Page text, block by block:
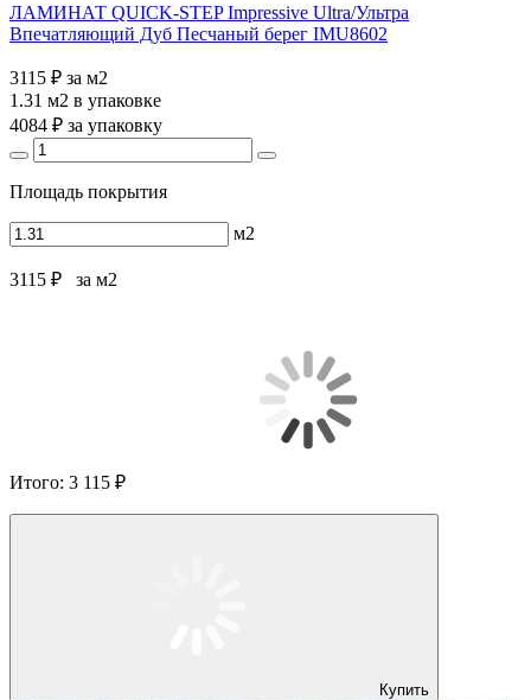
ЛАМИНАТ QUICK-STEP Impressive Ultra/Ультра
Впечатляющий Дуб Песчаный берег IMU8602
3115 ₽ за м2
1.31 м2 в упаковке
4084 ₽ за упаковку
Площадь покрытия
м2
3115 ₽ за м2
Итого: 3 115 ₽
Купить